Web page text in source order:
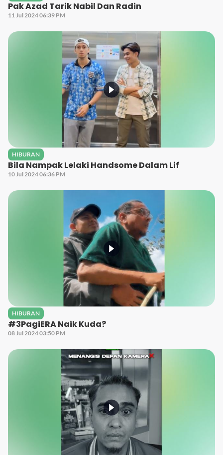
Pak Azad Tarik Nabil Dan Radin
11 Jul 2024 06:39 PM
HIBURAN
Bila Nampak Lelaki Handsome Dalam Lif
10 Jul 2024 06:36 PM
HIBURAN
#3PagiERA Naik Kuda?
08 Jul 2024 03:50 PM